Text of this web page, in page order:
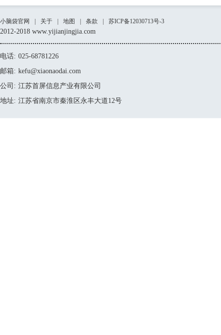
小脑袋官网 关于 地图 条款 苏ICP备12030713号-3
2012-2018 www.yijianjingjia.com
电话: 025-68781226
邮箱: kefu@xiaonaodai.com
公司: 江苏首屏信息产业有限公司
地址: 江苏省南京市秦淮区永丰大道12号